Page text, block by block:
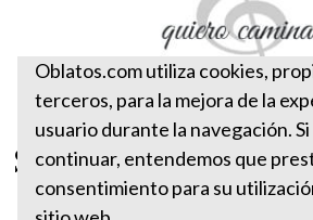
Señor quiero
Oblatos.com utiliza cookies,
terceros, para la mejora de la
usuario durante la navegación.
continuar, entendemos que
consentimiento para su